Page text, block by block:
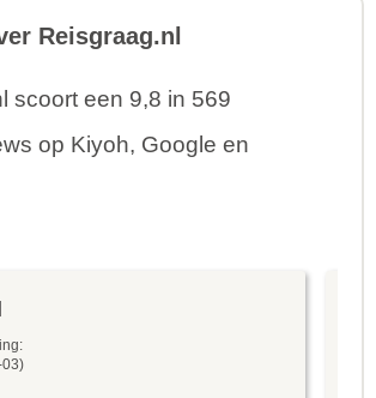
Reisgraag.nl
scoort een 9,8 in 569
op Kiyoh, Google en